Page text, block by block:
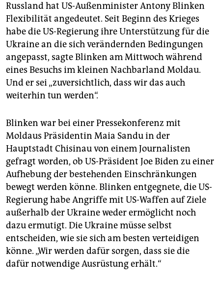
genossenschaft
epaper login
Russland hat US-Außenminister Antony Blinken
Flexibilität angedeutet. Seit Beginn des Krieges
habe die US-Regierung ihre Unterstützung für die
Ukraine an die sich verändernden Bedingungen
angepasst, sagte Blinken am Mittwoch während
eines Besuchs im kleinen Nachbarland Moldau.
Und er sei „zuversichtlich, dass wir das auch
weiterhin tun werden“.
Blinken war bei einer Pressekonferenz mit
Moldaus Präsidentin Maia Sandu in der
Hauptstadt Chisinau von einem Journalisten
gefragt worden, ob US-Präsident Joe Biden zu einer
Aufhebung der bestehenden Einschränkungen
bewegt werden könne. Blinken entgegnete, die US-
Regierung habe Angriffe mit US-Waffen auf Ziele
außerhalb der Ukraine weder ermöglicht noch
dazu ermutigt. Die Ukraine müsse selbst
entscheiden, wie sie sich am besten verteidigen
könne. „Wir werden dafür sorgen, dass sie die
dafür notwendige Ausrüstung erhält.“